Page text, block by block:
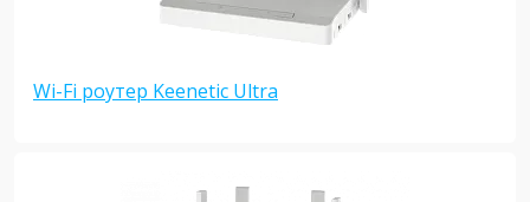
Wi-Fi роутер Keenetic Ultra